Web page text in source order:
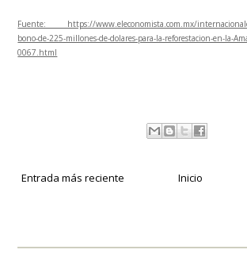
Fuente: https://www.eleconomista.com.mx/
bono-de-225-millones-de-dolares-para-la-reforestacion-en-la-
0067.html
Entrada más reciente Inicio